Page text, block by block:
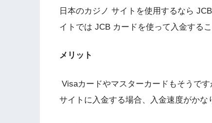
日本のカジノ サイトを使用するなら
イトでは JCB カードを使って入金するこ
メリット
Visaカードやマスターカードもそうで
サイトに入金する場合、入金速度がかな